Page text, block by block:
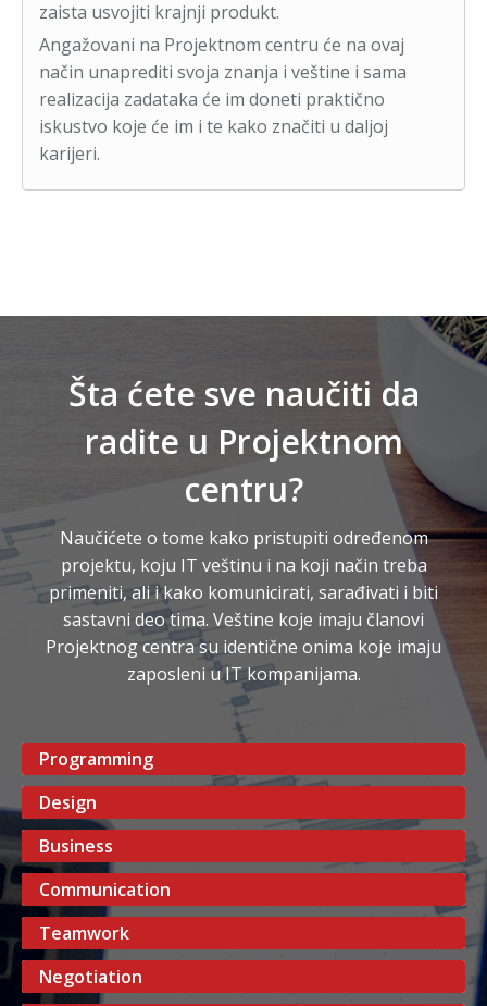
zaista usvojiti krajnji produkt.
Angažovani na Projektnom centru će na ovaj
način unaprediti svoja znanja i veštine i sama
realizacija zadataka će im doneti praktično
iskustvo koje će im i te kako značiti u daljoj
karijeri.
Šta ćete sve naučiti da
radite u Projektnom
centru?
Naučićete o tome kako pristupiti određenom
projektu, koju IT veštinu i na koji način treba
primeniti, ali i kako komunicirati, sarađivati i biti
sastavni deo tima. Veštine koje imaju članovi
Projektnog centra su identične onima koje imaju
zaposleni u IT kompanijama.
Programming
Design
Business
Communication
Teamwork
Negotiation